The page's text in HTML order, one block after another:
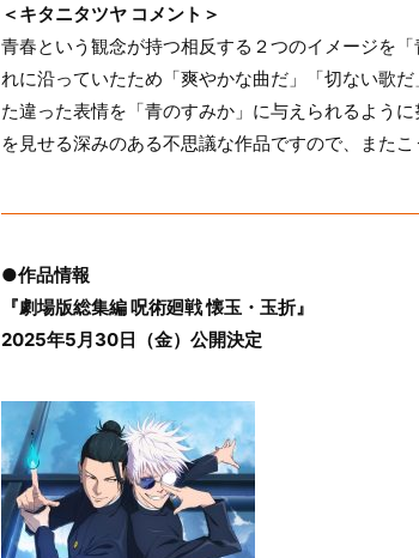
＜キタニタツヤ コメント＞
青春という観念が持つ相反する２つのイメージを
れに沿っていたため「爽やかな曲だ」「切ない歌
た違った表情を「青のすみか」に与えられるよう
を見せる深みのある不思議な作品ですので、また
●作品情報
『劇場版総集編 呪術廻戦 懐玉・玉折』
2025年5月30日（金）公開決定